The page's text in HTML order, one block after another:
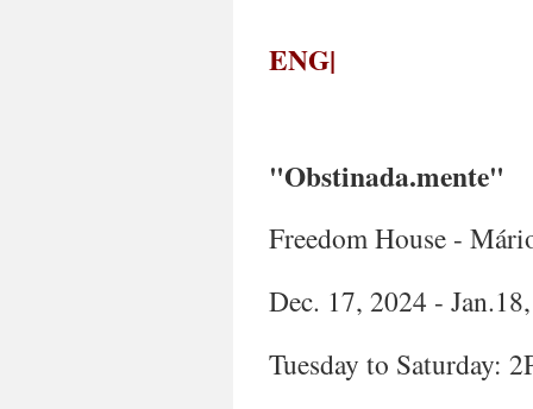
ENG|
"Obstinada.mente"
Freedom House -
Dec. 17, 2024 -
Tuesday to Saturday: